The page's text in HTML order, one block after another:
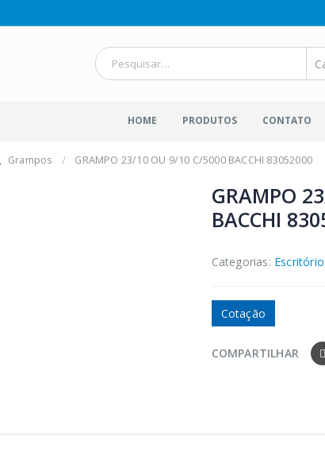
HOME PRODUTOS CONTATO
, Grampos GRAMPO 23/10 OU 9/10 C/5000 BACCHI 83052000
GRAMPO
BACCHI
Categorias: Escritório
Cotação
COMPARTILHAR